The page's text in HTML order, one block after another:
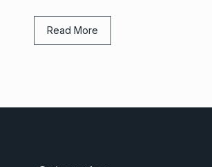
Read More